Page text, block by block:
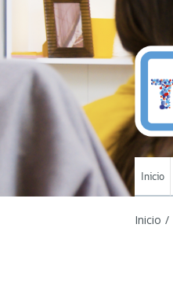
Inicio
Inicio /